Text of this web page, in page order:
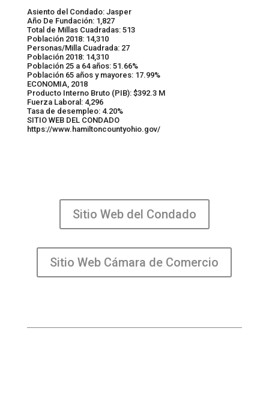
Asiento del Condado: Jasper
Año De Fundación: 1,827
Total de Millas Cuadradas: 513
Población 2018: 14,310
Personas/Milla Cuadrada: 27
Población 2018: 14,310
Población 25 a 64 años: 51.66%
Población 65 años y mayores: 17.99%
ECONOMIA, 2018
Producto Interno Bruto (PIB): $392.3 M
Fuerza Laboral: 4,296
Tasa de desempleo: 4.20%
SITIO WEB DEL CONDADO
https://www.hamiltoncountyohio.gov/
Sitio Web del Condado
Sitio Web Cámara de Comercio